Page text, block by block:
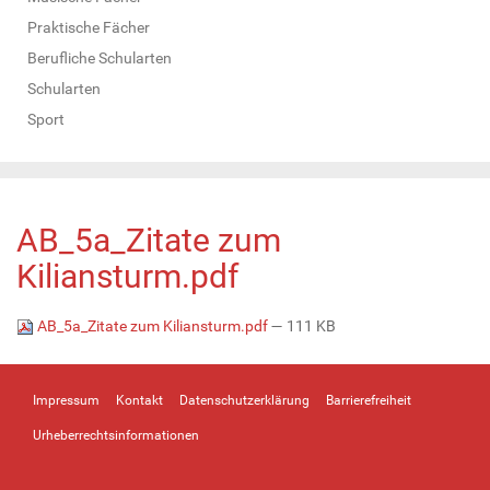
Praktische Fächer
Berufliche Schularten
Schularten
Sport
AB_5a_Zitate zum
Kiliansturm.pdf
AB_5a_Zitate zum Kiliansturm.pdf— 111 KB
Impressum Kontakt Datenschutzerklärung Barrierefreiheit
Urheberrechtsinformationen